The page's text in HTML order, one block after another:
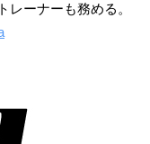
ーナーも務める。